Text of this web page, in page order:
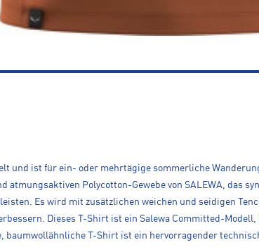
und ist für ein- oder mehrtägige sommerliche
atmungsaktiven Polycotton-Gewebe von SALEWA, das
Es wird mit zusätzlichen weichen und seidigen
Dieses T-Shirt ist ein Salewa Committed-
baumwollähnliche T-Shirt ist ein hervorragender